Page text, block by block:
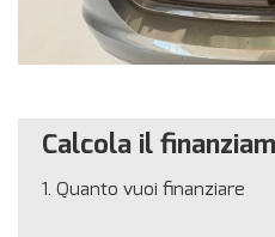
Calcola il
1. Quanto vuoi finanziare